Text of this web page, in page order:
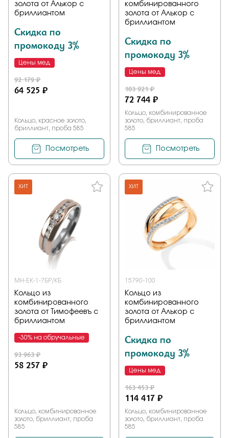
золота от Алькор с
бриллиантом
Скидка по
промокоду 3%
Цены мед
92 179 ₽
64 525 ₽
Кольцо, красное золото,
бриллиант, проба 585
Посмотреть
комбинированного
золота от Алькор с
бриллиантом
Скидка по
промокоду 3%
Цены мед
103 921 ₽
72 744 ₽
Кольцо, комбинированное
золото, бриллиант, проба
585
Посмотреть
ХИТ
МН-ЕК-1-7БР/КБ
Кольцо из
комбинированного
золота от Тимофеевъ с
бриллиантом
-30% на обручальные
93 963 ₽
58 257 ₽
Кольцо, комбинированное
золото, бриллиант, проба
585
ХИТ
15790-100
Кольцо из
комбинированного
золота от Алькор с
бриллиантом
Скидка по
промокоду 3%
Цены мед
163 453 ₽
114 417 ₽
Кольцо, комбинированное
золото, бриллиант, проба
585